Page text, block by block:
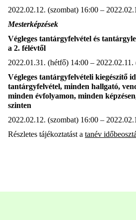
2022.02.12. (szombat) 16:00 –
Mesterképzések
Végleges tantárgyfelvétel és
a 2. félévtől
2022.01.31. (hétfő) 14:00 – 2022.02.11.
Végleges tantárgyfelvételi kiegészítő
tantárgyfelvétel, minden hallgató,
minden évfolyamon, minden
szinten
2022.02.12. (szombat) 16:00 –
Részletes tájékoztatást a tanév